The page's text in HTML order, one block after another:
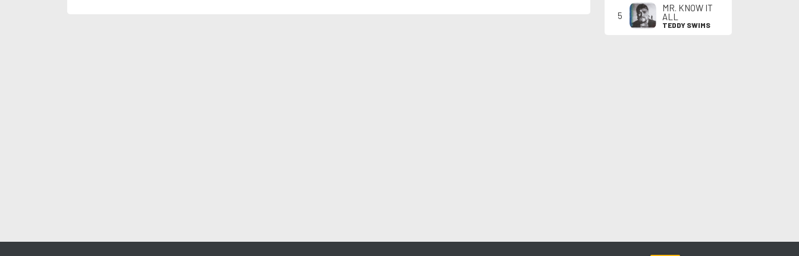
5
MR. KNOW IT
ALL
TEDDY SWIMS